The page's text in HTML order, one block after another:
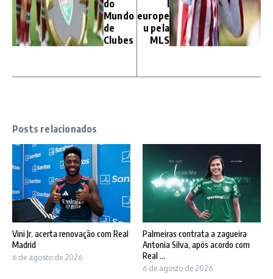
do
Mundo
de
Clubes
l
europe
u pela
MLS
Posts relacionados
Vini Jr. acerta renovação com Real
Madrid
6 de agosto de 2026
Palmeiras contrata a zagueira
Antonia Silva, após acordo com
Real ...
6 de agosto de 2026